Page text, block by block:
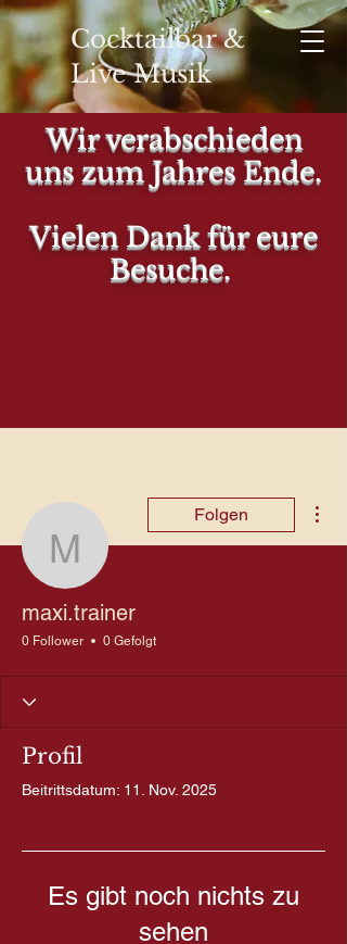
Cocktailbar &
Live Musik
Wir verabschieden
uns zum Jahres Ende.
Vielen Dank für eure
Besuche.
maxi.trainer
Folgen
maxi.trainer
0 Follower 0 Gefolgt
Profil
Beitrittsdatum: 11. Nov. 2025
Es gibt noch nichts zu
sehen